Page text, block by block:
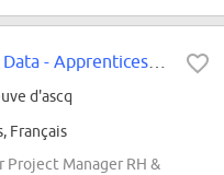
d'ascq
Français
Project Manager RH &